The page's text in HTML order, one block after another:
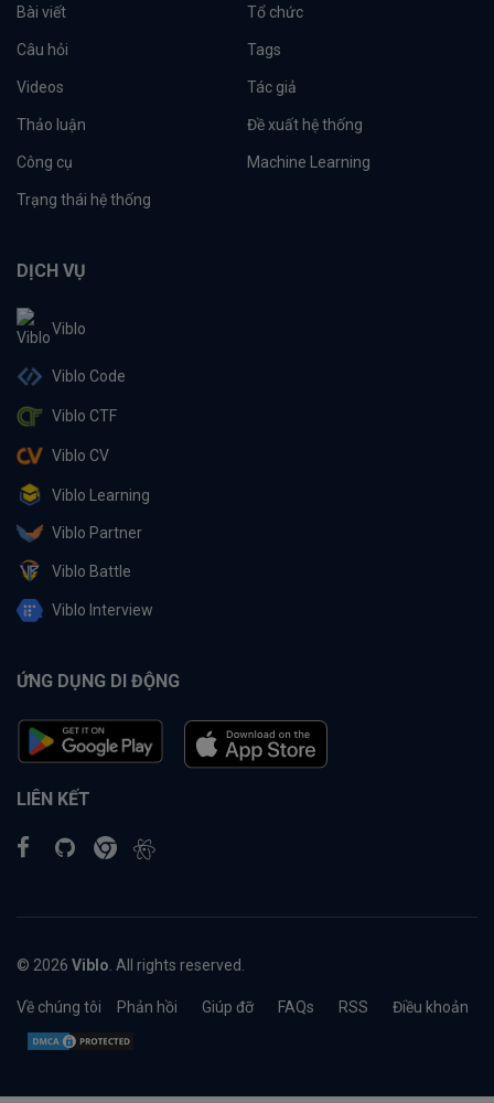
Bài viết Tổ chức
Câu hỏi Tags
Videos Tác giả
Thảo luận Đề xuất hệ thống
Công cụ Machine Learning
Trạng thái hệ thống
DỊCH VỤ
Viblo
Viblo Code
Viblo CTF
Viblo CV
Viblo Learning
Viblo Partner
Viblo Battle
Viblo Interview
ỨNG DỤNG DI ĐỘNG
LIÊN KẾT
© 2026 Viblo . All rights reserved.
Về chúng tôi Phản hồi Giúp đỡ FAQs RSS Điều khoản